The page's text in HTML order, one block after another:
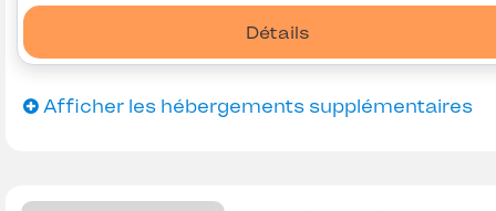
Détails
Afficher les hébergements supplémentaires